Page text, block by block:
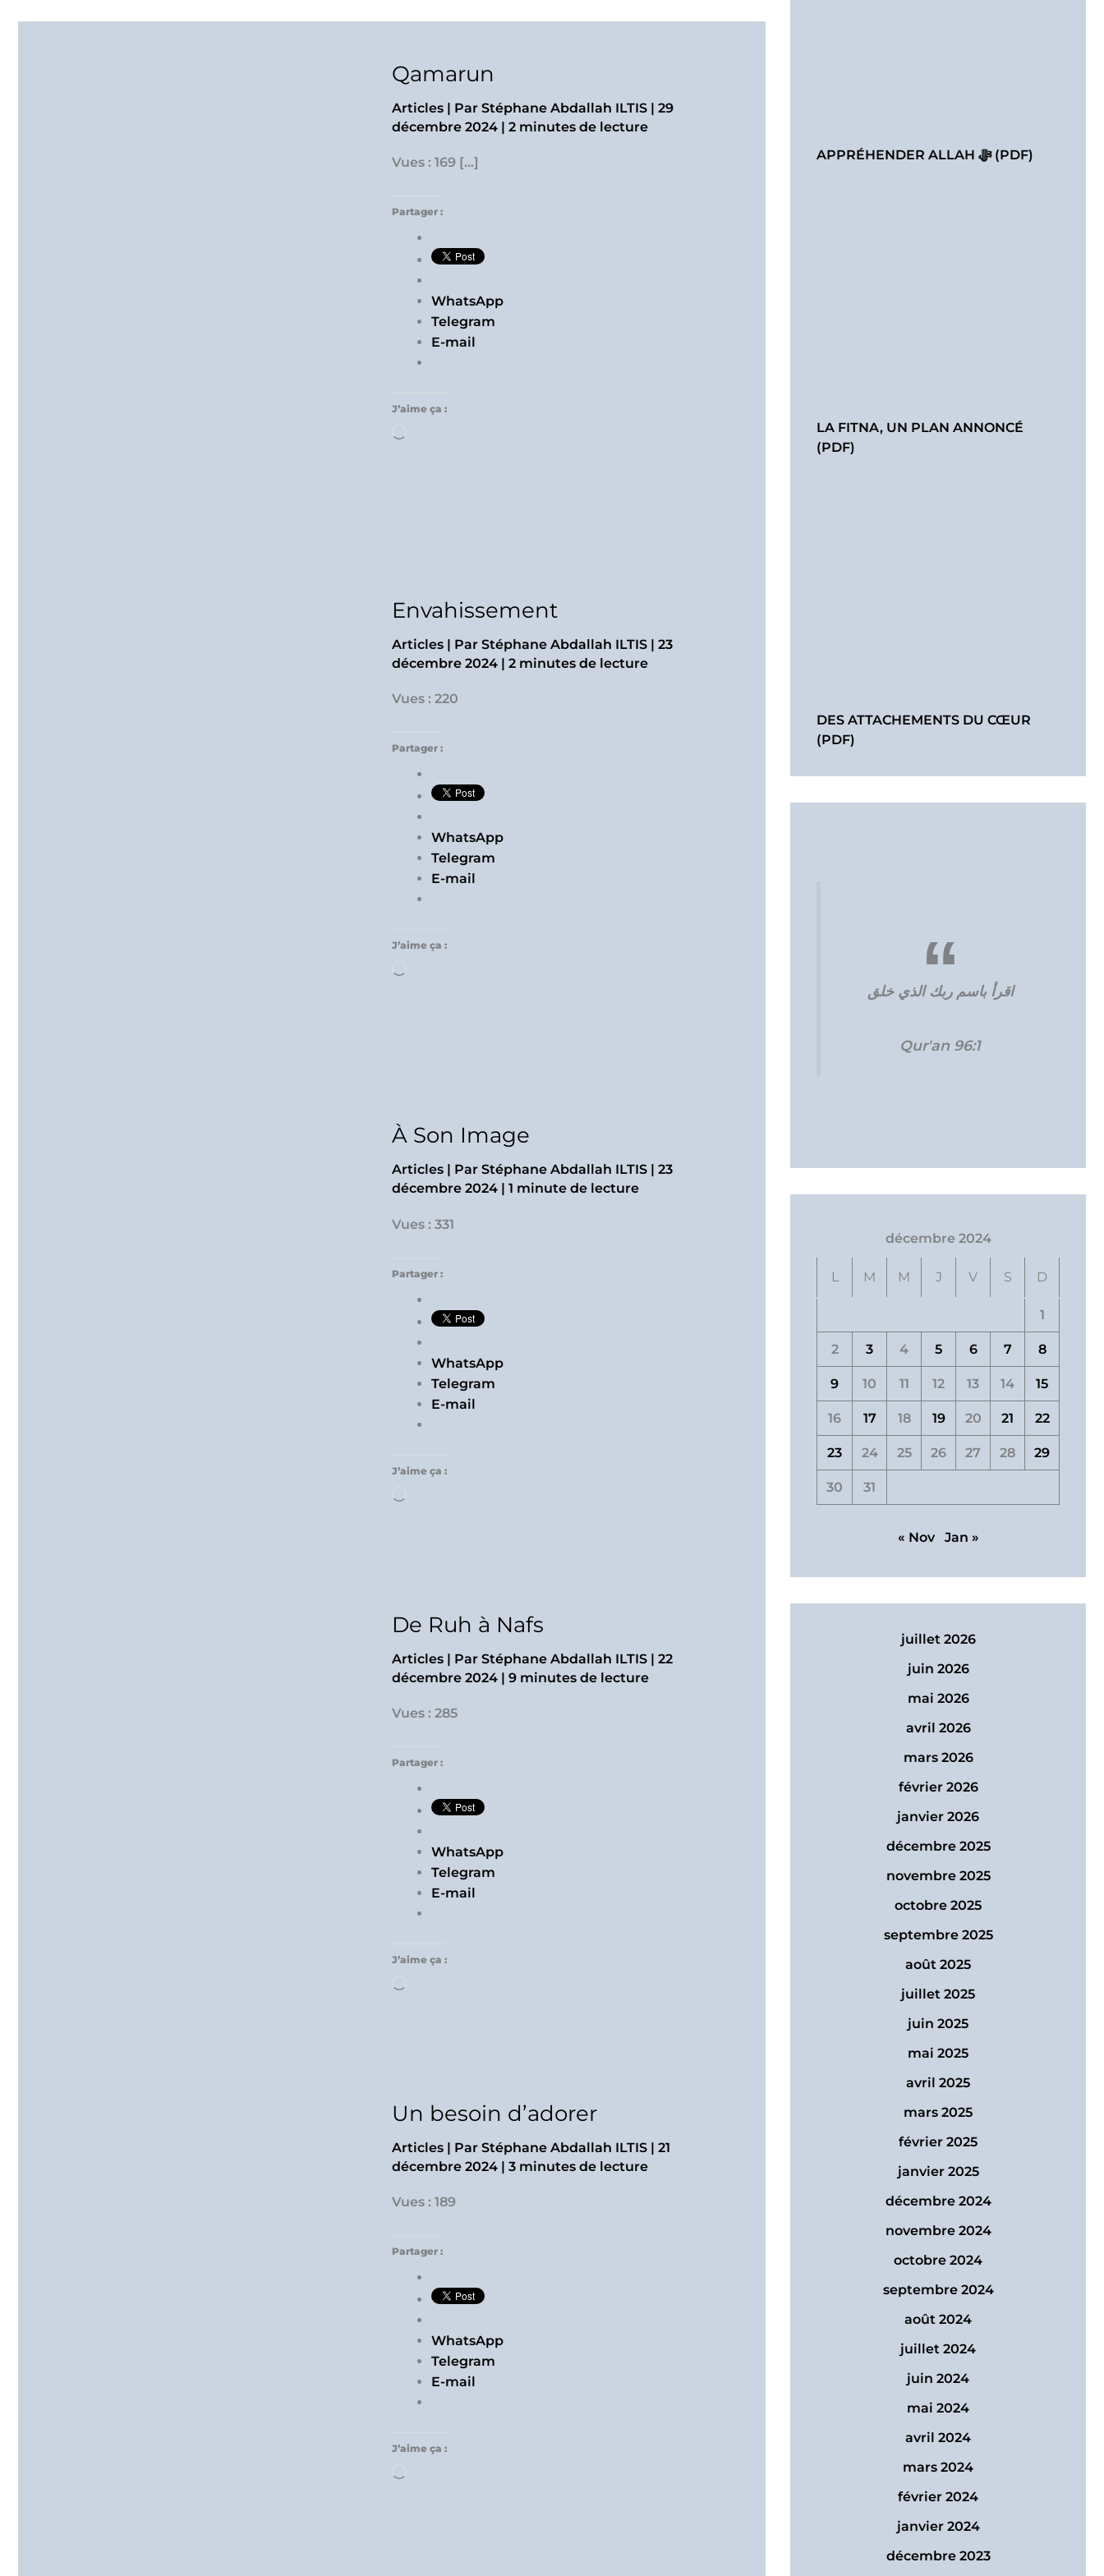
Qamarun
Articles | Par Stéphane Abdallah ILTIS | 29
décembre 2024 | 2 minutes de lecture
Vues : 169 […]
Partager :
WhatsApp
Telegram
E-mail
J’aime ça :
Envahissement
Articles | Par Stéphane Abdallah ILTIS | 23
décembre 2024 | 2 minutes de lecture
Vues : 220
Partager :
WhatsApp
Telegram
E-mail
J’aime ça :
À Son Image
Articles | Par Stéphane Abdallah ILTIS | 23
décembre 2024 | 1 minute de lecture
Vues : 331
Partager :
WhatsApp
Telegram
E-mail
J’aime ça :
De Ruh à Nafs
Articles | Par Stéphane Abdallah ILTIS | 22
décembre 2024 | 9 minutes de lecture
Vues : 285
Partager :
WhatsApp
Telegram
E-mail
J’aime ça :
Un besoin d’adorer
Articles | Par Stéphane Abdallah ILTIS | 21
décembre 2024 | 3 minutes de lecture
Vues : 189
Partager :
WhatsApp
Telegram
E-mail
J’aime ça :
APPRÉHENDER ALLAH ﷻ (PDF)
LA FITNA, UN PLAN ANNONCÉ
(PDF)
DES ATTACHEMENTS DU CŒUR
(PDF)
اقرأ باسم ربك الذي خلق
Qur'an 96:1
décembre 2024
L M M J V S D
1
2 3 4 5 6 7 8
9 10 11 12 13 14 15
16 17 18 19 20 21 22
23 24 25 26 27 28 29
30 31
« Nov Jan »
juillet 2026
juin 2026
mai 2026
avril 2026
mars 2026
février 2026
janvier 2026
décembre 2025
novembre 2025
octobre 2025
septembre 2025
août 2025
juillet 2025
juin 2025
mai 2025
avril 2025
mars 2025
février 2025
janvier 2025
décembre 2024
novembre 2024
octobre 2024
septembre 2024
août 2024
juillet 2024
juin 2024
mai 2024
avril 2024
mars 2024
février 2024
janvier 2024
décembre 2023